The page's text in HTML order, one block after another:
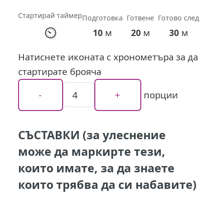
Стартирай таймер
⏲
Подготовка
10 м
Готвене
20м
Готово след
30м
Натиснете иконата с хронометъра за да
стартирате брояча
порции
СЪСТАВКИ (за улеснение
може да маркирте тези,
които имате, за да знаете
които трябва да си набавите)